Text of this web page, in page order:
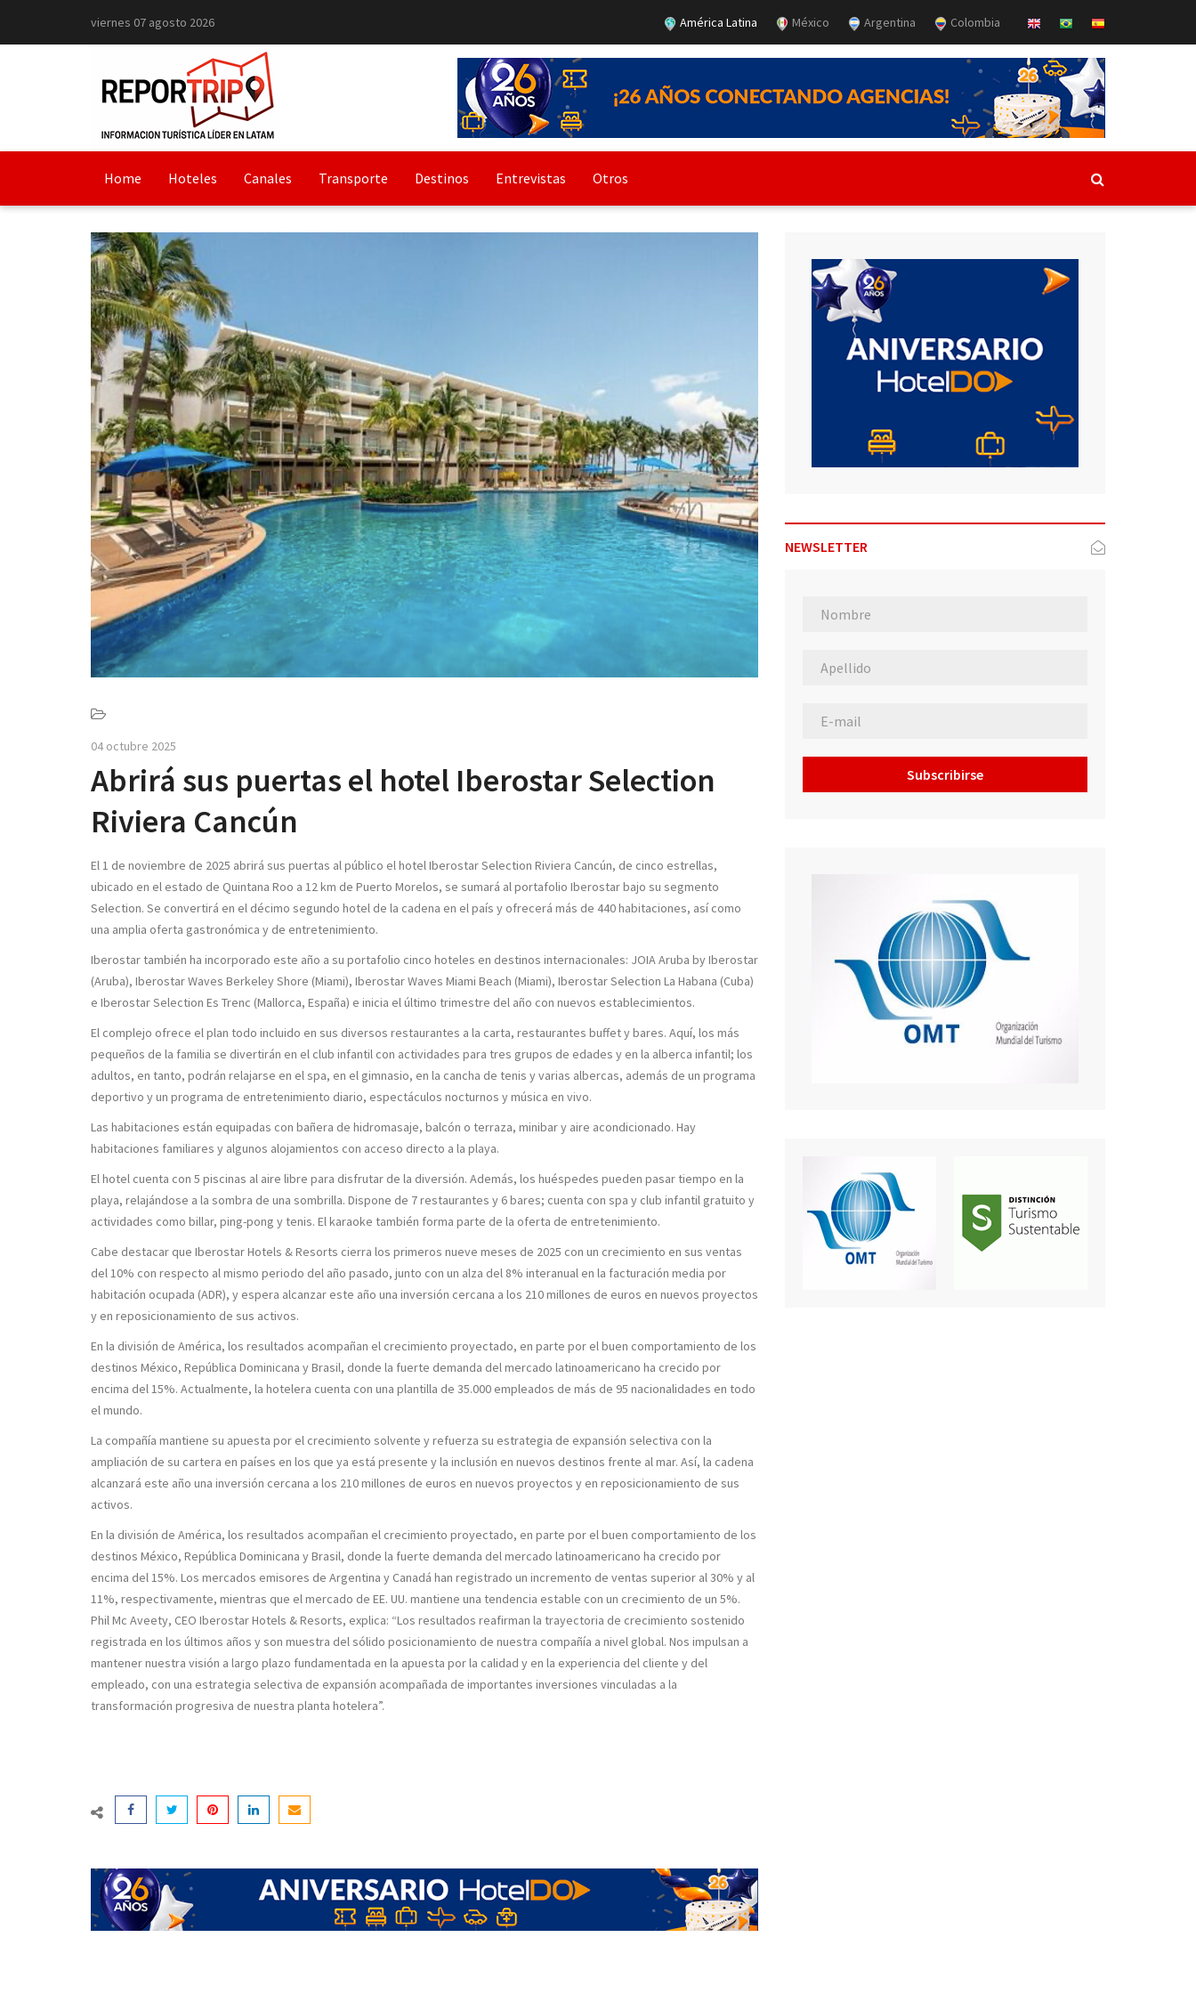
viernes 07 agosto 2026 América Latina México Argentina Colombia
Home Hoteles Canales Transporte Destinos Entrevistas Otros
04 octubre 2025
Abrirá sus puertas el hotel Iberostar Selection
Riviera Cancún
El 1 de noviembre de 2025 abrirá sus puertas al público el hotel Iberostar Selection Riviera Cancún, de cinco estrellas,
ubicado en el estado de Quintana Roo a 12 km de Puerto Morelos, se sumará al portafolio Iberostar bajo su segmento
Selection. Se convertirá en el décimo segundo hotel de la cadena en el país y ofrecerá más de 440 habitaciones, así como
una amplia oferta gastronómica y de entretenimiento.
Iberostar también ha incorporado este año a su portafolio cinco hoteles en destinos internacionales: JOIA Aruba by Iberostar
(Aruba), Iberostar Waves Berkeley Shore (Miami), Iberostar Waves Miami Beach (Miami), Iberostar Selection La Habana (Cuba)
e Iberostar Selection Es Trenc (Mallorca, España) e inicia el último trimestre del año con nuevos establecimientos.
El complejo ofrece el plan todo incluido en sus diversos restaurantes a la carta, restaurantes buffet y bares. Aquí, los más
pequeños de la familia se divertirán en el club infantil con actividades para tres grupos de edades y en la alberca infantil; los
adultos, en tanto, podrán relajarse en el spa, en el gimnasio, en la cancha de tenis y varias albercas, además de un programa
deportivo y un programa de entretenimiento diario, espectáculos nocturnos y música en vivo.
Las habitaciones están equipadas con bañera de hidromasaje, balcón o terraza, minibar y aire acondicionado. Hay
habitaciones familiares y algunos alojamientos con acceso directo a la playa.
El hotel cuenta con 5 piscinas al aire libre para disfrutar de la diversión. Además, los huéspedes pueden pasar tiempo en la
playa, relajándose a la sombra de una sombrilla. Dispone de 7 restaurantes y 6 bares; cuenta con spa y club infantil gratuito y
actividades como billar, ping-pong y tenis. El karaoke también forma parte de la oferta de entretenimiento.
Cabe destacar que Iberostar Hotels & Resorts cierra los primeros nueve meses de 2025 con un crecimiento en sus ventas
del 10% con respecto al mismo periodo del año pasado, junto con un alza del 8% interanual en la facturación media por
habitación ocupada (ADR), y espera alcanzar este año una inversión cercana a los 210 millones de euros en nuevos proyectos
y en reposicionamiento de sus activos.
En la división de América, los resultados acompañan el crecimiento proyectado, en parte por el buen comportamiento de los
destinos México, República Dominicana y Brasil, donde la fuerte demanda del mercado latinoamericano ha crecido por
encima del 15%. Actualmente, la hotelera cuenta con una plantilla de 35.000 empleados de más de 95 nacionalidades en todo
el mundo.
La compañía mantiene su apuesta por el crecimiento solvente y refuerza su estrategia de expansión selectiva con la
ampliación de su cartera en países en los que ya está presente y la inclusión en nuevos destinos frente al mar. Así, la cadena
alcanzará este año una inversión cercana a los 210 millones de euros en nuevos proyectos y en reposicionamiento de sus
activos.
En la división de América, los resultados acompañan el crecimiento proyectado, en parte por el buen comportamiento de los
destinos México, República Dominicana y Brasil, donde la fuerte demanda del mercado latinoamericano ha crecido por
encima del 15%. Los mercados emisores de Argentina y Canadá han registrado un incremento de ventas superior al 30% y al
11%, respectivamente, mientras que el mercado de EE. UU. mantiene una tendencia estable con un crecimiento de un 5%.
Phil Mc Aveety, CEO Iberostar Hotels & Resorts, explica: “Los resultados reafirman la trayectoria de crecimiento sostenido
registrada en los últimos años y son muestra del sólido posicionamiento de nuestra compañía a nivel global. Nos impulsan a
mantener nuestra visión a largo plazo fundamentada en la apuesta por la calidad y en la experiencia del cliente y del
empleado, con una estrategia selectiva de expansión acompañada de importantes inversiones vinculadas a la
transformación progresiva de nuestra planta hotelera”.
NEWSLETTER
Subscribirse